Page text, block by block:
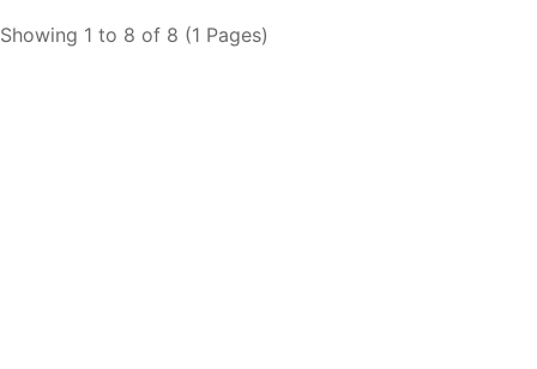
Showing 1 to 8 of 8 (1 Pages)